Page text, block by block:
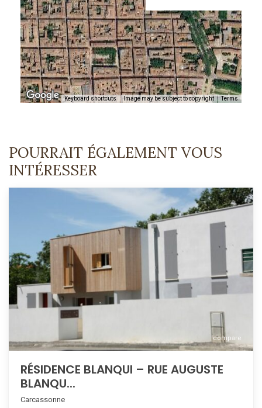
Keyboard shortcuts Image may be subject to copyright Terms
POURRAIT ÉGALEMENT VOUS
INTÉRESSER
compare
RÉSIDENCE BLANQUI – RUE AUGUSTE
BLANQU...
Carcassonne